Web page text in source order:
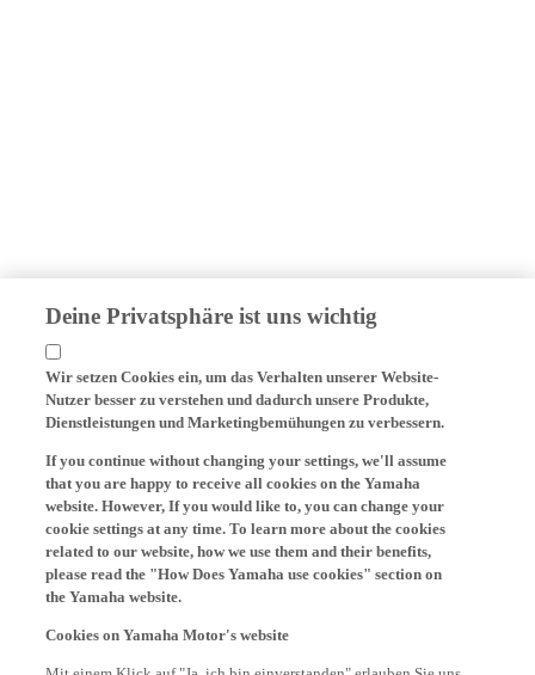
Deine Privatsphäre ist uns wichtig
Wir setzen Cookies ein, um das Verhalten unserer Website-
Nutzer besser zu verstehen und dadurch unsere Produkte,
Dienstleistungen und Marketingbemühungen zu verbessern.
If you continue without changing your settings, we'll assume
that you are happy to receive all cookies on the Yamaha
website. However, If you would like to, you can change your
cookie settings at any time. To learn more about the cookies
related to our website, how we use them and their benefits,
please read the "How Does Yamaha use cookies" section on
the Yamaha website.
Cookies on Yamaha Motor's website
Mit einem Klick auf "Ja, ich bin einverstanden" erlauben Sie uns